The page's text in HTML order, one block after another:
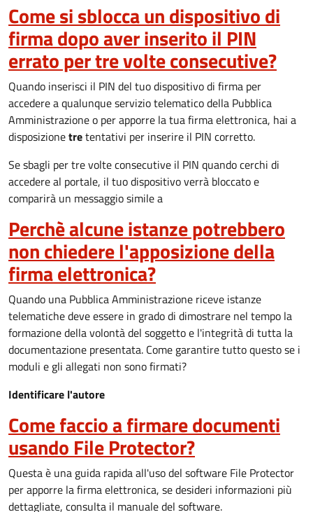
Come si sblocca un dispositivo di
firma dopo aver inserito il PIN
errato per tre volte consecutive?
Quando inserisci il PIN del tuo dispositivo di firma per
accedere a qualunque servizio telematico della Pubblica
Amministrazione o per apporre la tua firma elettronica, hai a
disposizionetretentativi per inserire il PIN corretto.
Se sbagli per tre volte consecutive il PIN quando cerchi di
accedere al portale, il tuo dispositivo verrà bloccato e
comparirà un messaggio simile a
Perchè alcune istanze potrebbero
non chiedere l'apposizione della
firma elettronica?
Quando una Pubblica Amministrazione riceve istanze
telematiche deve essere in grado di dimostrare nel tempo la
formazione della volontà del soggetto e l'integrità di tutta la
documentazione presentata. Come garantire tutto questo se i
moduli e gli allegati non sono firmati?
Identificare l'autore
Come faccio a firmare documenti
usando File Protector?
Questa è una guida rapida all'uso del software File Protector
per apporre la firma elettronica, se desideri informazioni più
dettagliate, consulta il manuale del software.